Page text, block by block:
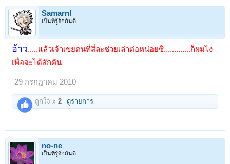
Samarnl
เป็นที่รู้จักกันดี
อ้าว.....แล้วเจ้าเขยคนที่สี่ละช่วยเล่าต่อหน่อยซิ.............ก็ผมไง
เพื่อจะได้สักคัน
29 กรกฎาคม 2010
ถูกใจ x2 ดูรายการ
no-ne
เป็นที่รู้จักกันดี